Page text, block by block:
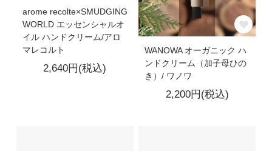
arome recolte×SMUDGING
WORLD エッセンシャルオ
イル ハンドクリーム/アロ
マレコルト
2,640円(税込)
WANOWA オーガニック ハ
ンドクリーム（加子母ひの
き）/ ワノワ
2,200円(税込)